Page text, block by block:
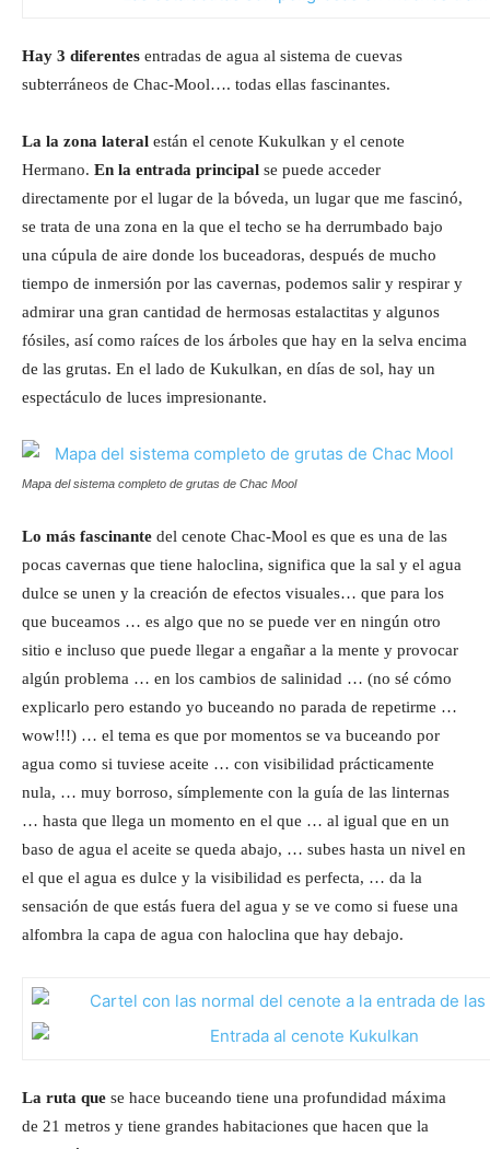
Hay 3 diferentes entradas de agua al sistema de cuevas
subterráneos de Chac-Mool…. todas ellas fascinantes.
La la zona lateral están el cenote Kukulkan y el cenote
Hermano. En la entrada principal se puede acceder
directamente por el lugar de la bóveda, un lugar que me fascinó,
se trata de una zona en la que el techo se ha derrumbado bajo
una cúpula de aire donde los buceadoras, después de mucho
tiempo de inmersión por las cavernas, podemos salir y respirar y
admirar una gran cantidad de hermosas estalactitas y algunos
fósiles, así como raíces de los árboles que hay en la selva encima
de las grutas. En el lado de Kukulkan, en días de sol, hay un
espectáculo de luces impresionante.
Mapa del sistema completo de grutas de Chac Mool
Lo más fascinante del cenote Chac-Mool es que es una de las
pocas cavernas que tiene haloclina, significa que la sal y el agua
dulce se unen y la creación de efectos visuales… que para los
que buceamos … es algo que no se puede ver en ningún otro
sitio e incluso que puede llegar a engañar a la mente y provocar
algún problema … en los cambios de salinidad … (no sé cómo
explicarlo pero estando yo buceando no parada de repetirme …
wow!!!) … el tema es que por momentos se va buceando por
agua como si tuviese aceite … con visibilidad prácticamente
nula, … muy borroso, símplemente con la guía de las linternas
… hasta que llega un momento en el que … al igual que en un
baso de agua el aceite se queda abajo, … subes hasta un nivel en
el que el agua es dulce y la visibilidad es perfecta, … da la
sensación de que estás fuera del agua y se ve como si fuese una
alfombra la capa de agua con haloclina que hay debajo.
La ruta que se hace buceando tiene una profundidad máxima
de 21 metros y tiene grandes habitaciones que hacen que la